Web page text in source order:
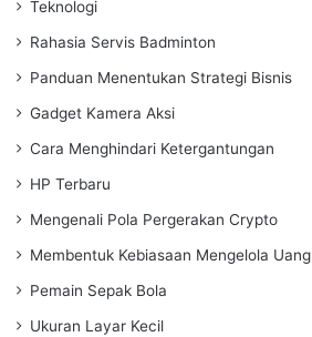
Teknologi
Rahasia Servis Badminton
Panduan Menentukan Strategi Bisnis
Gadget Kamera Aksi
Cara Menghindari Ketergantungan
HP Terbaru
Mengenali Pola Pergerakan Crypto
Membentuk Kebiasaan Mengelola Uang
Pemain Sepak Bola
Ukuran Layar Kecil